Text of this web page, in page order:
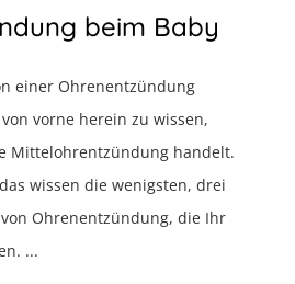
beim Baby
einer Ohrenentzündung
vorne herein zu wissen,
Mittelohrentzündung handelt.
wissen die wenigsten, drei
Ohrenentzündung, die Ihr
...